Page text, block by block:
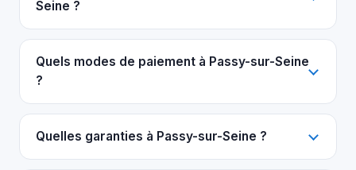
Seine ?
Quels modes de paiement à Passy-sur-Seine
?
Quelles garanties à Passy-sur-Seine ?